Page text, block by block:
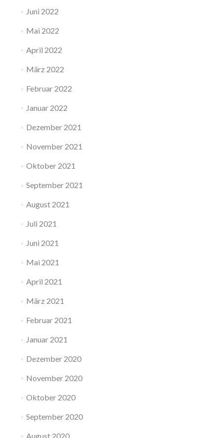
Juni 2022
Mai 2022
April 2022
März 2022
Februar 2022
Januar 2022
Dezember 2021
November 2021
Oktober 2021
September 2021
August 2021
Juli 2021
Juni 2021
Mai 2021
April 2021
März 2021
Februar 2021
Januar 2021
Dezember 2020
November 2020
Oktober 2020
September 2020
August 2020